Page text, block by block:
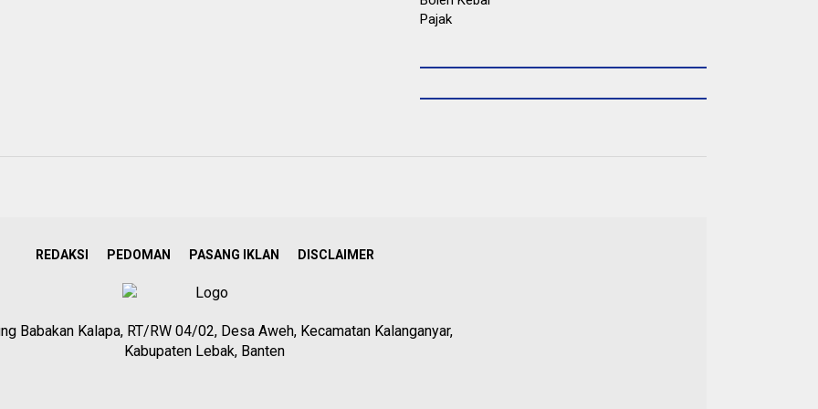
REDAKSI PEDOMAN PASANG IKLAN DISCLAIMER
Babakan Kalapa, RT/RW 04/02, Desa Aweh, Kecamatan Kalanganyar,
Kabupaten Lebak, Banten